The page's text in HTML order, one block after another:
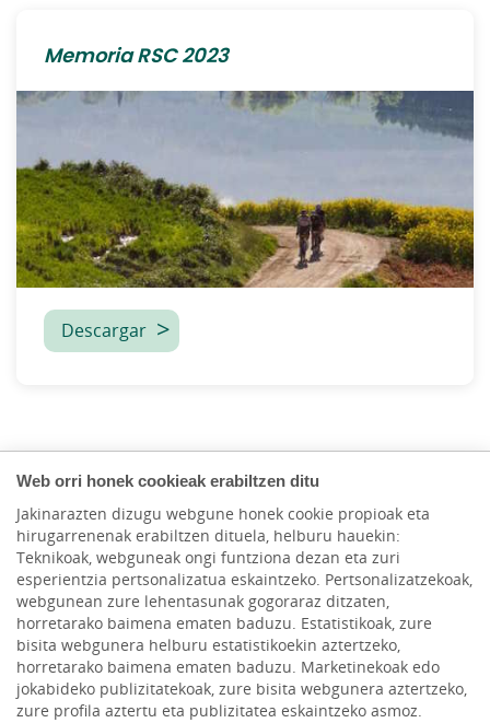
Web orri honek cookieak erabiltzen ditu
Jakinarazten dizugu webgune honek cookie propioak eta
hirugarrenenak erabiltzen dituela, helburu hauekin:
Teknikoak, webguneak ongi funtziona dezan eta zuri
esperientzia pertsonalizatua eskaintzeko. Pertsonalizatzekoak,
webgunean zure lehentasunak gogoraraz ditzaten,
horretarako baimena ematen baduzu. Estatistikoak, zure
bisita webgunera helburu estatistikoekin aztertzeko,
horretarako baimena ematen baduzu. Marketinekoak edo
jokabideko publizitatekoak, zure bisita webgunera aztertzeko,
zure profila aztertu eta publizitatea eskaintzeko asmoz.
Memoria RSC 2023
Descargar
HACER AQUÍ,
CRECER AQUÍ.